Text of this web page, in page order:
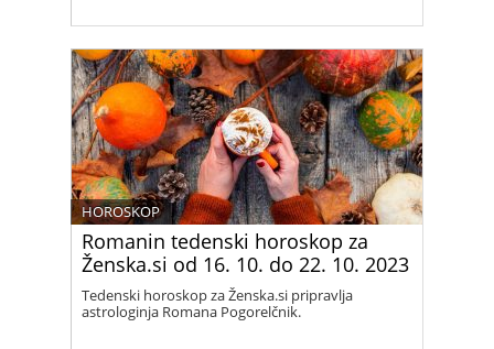
Romanin tedenski horoskop za
Ženska.si od 16. 10. do 22. 10. 2023
HOROSKOP
Tedenski horoskop za Ženska.si pripravlja
astrologinja Romana Pogorelčnik.